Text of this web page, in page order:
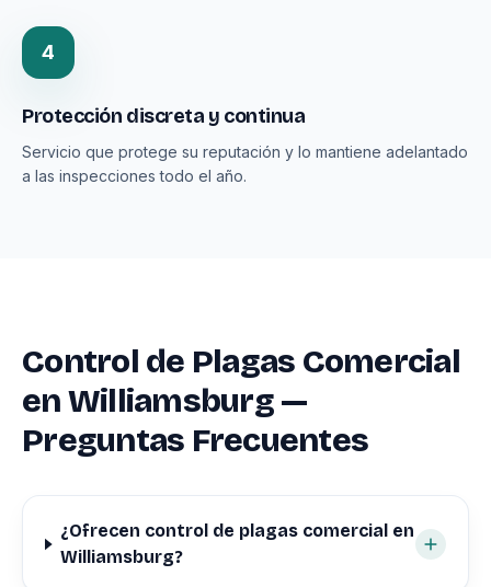
4
Protección discreta y continua
Servicio que protege su reputación y lo mantiene adelantado
a las inspecciones todo el año.
Control de Plagas Comercial
en Williamsburg —
Preguntas Frecuentes
¿Ofrecen control de plagas comercial en
Williamsburg?